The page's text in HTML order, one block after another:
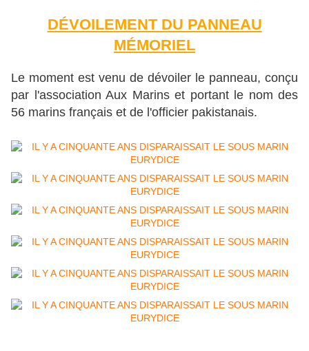
DÉVOILEMENT DU PANNEAU
MÉMORIEL
Le moment est venu de dévoiler le panneau, conçu
par l'association Aux Marins et portant le nom des
56 marins français et de l'officier pakistanais.